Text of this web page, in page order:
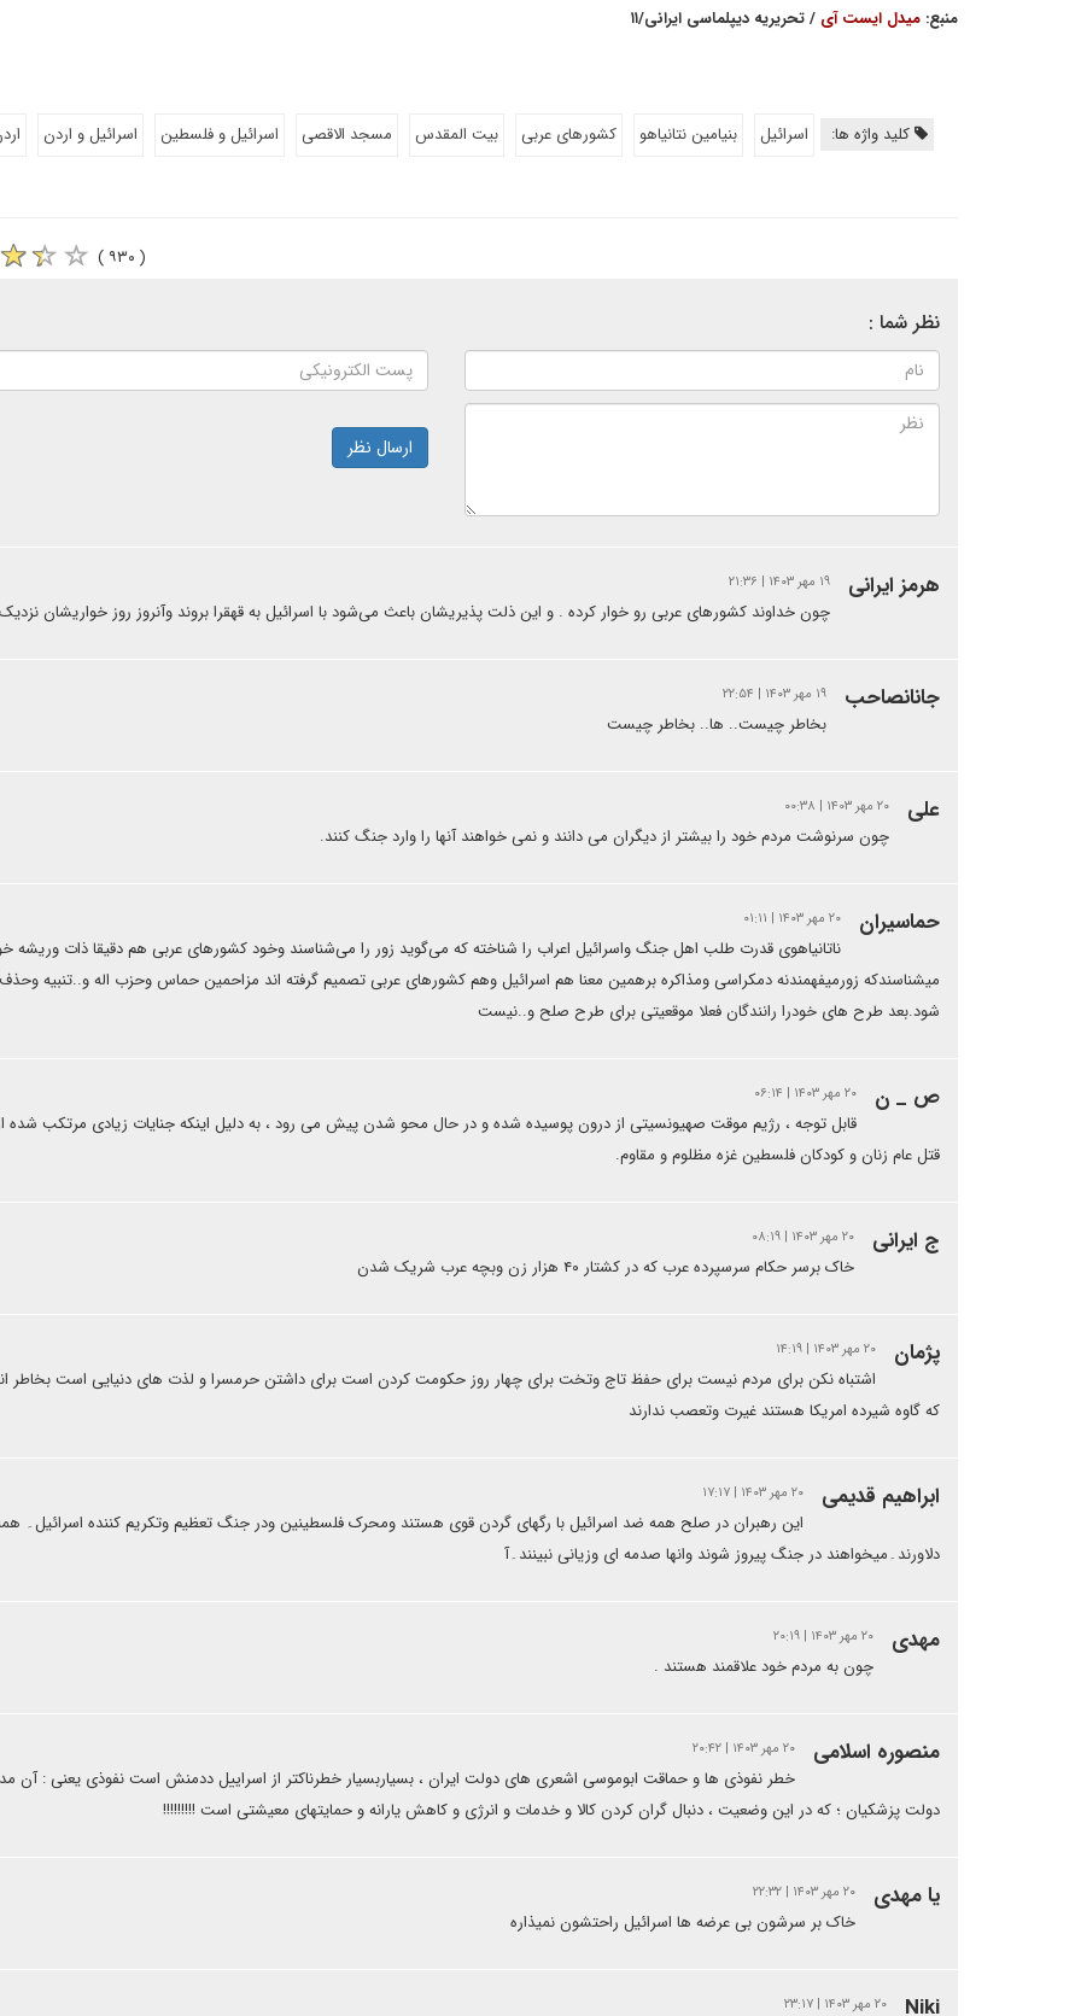
منبع: میدل ایست آی / تحریریه دیپلماسی ایرانی/۱۱
کلید واژه ها: اسرائیل بنیامین نتانیاهو کشورهای عربی بیت المقدس مسجد الاقصی اسرائیل و فلسطین اسرائیل و اردن
( ۹۳۰ )
نظر شما :
ارسال نظر
هرمز ایرانی ۱۹ مهر ۱۴۰۳ | ۲۱:۳۶
چون خداوند کشورهای عربی رو خوار کرده . و این ذلت پذیریشان باعث می‌شود با اسرائیل به قهقرا بروند وآنروز روز خواریشان
جانانصاحب ۱۹ مهر ۱۴۰۳ | ۲۲:۵۴
بخاطر چیست.. ها.. بخاطر چیست
علی ۲۰ مهر ۱۴۰۳ | ۰۰:۳۸
چون سرنوشت مردم خود را بیشتر از دیگران می دانند و نمی خواهند آنها را وارد جنگ کنند.
حماسیران ۲۰ مهر ۱۴۰۳ | ۰۱:۱۱
ناتانیاهوی قدرت طلب اهل جنگ واسرائیل اعراب را شناخته که می‌گوید زور را می‌شناسند وخود کشورهای عربی هم دقیقا ذات وریشه
میشناسندکه زورمیفهمندنه دمکراسی ومذاکره برهمین معنا هم اسرائیل وهم کشورهای عربی تصمیم گرفته اند مزاحمین حماس وحزب اله و..تنبیه وحذف
شود.بعد طرح های خودرا رانندگان فعلا موقعیتی برای طرح صلح و..نیست
ص _ ن ۲۰ مهر ۱۴۰۳ | ۰۶:۱۴
قابل توجه ، رژیم موقت صهیونسیتی از درون پوسیده شده و در حال محو شدن پیش می رود ، به دلیل اینکه جنایات زیادی مرتکب شده
قتل عام زنان و کودکان فلسطین غزه مظلوم و مقاوم.
ج ایرانی ۲۰ مهر ۱۴۰۳ | ۰۸:۱۹
خاک برسر حکام سرسپرده عرب که در کشتار ۴۰ هزار زن وبچه عرب شریک شدن
پژمان ۲۰ مهر ۱۴۰۳ | ۱۴:۱۹
اشتباه نکن برای مردم نیست برای حفظ تاج وتخت برای چهار روز حکومت کردن است برای داشتن حرمسرا و لذت های دنیایی است بخاطر
که گاوه شیرده امریکا هستند غیرت وتعصب ندارند
ابراهیم قدیمی ۲۰ مهر ۱۴۰۳ | ۱۷:۱۷
این رهبران در صلح همه ضد اسرائیل با رگهای گردن قوی هستند ومحرک فلسطینین ودر جنگ تعظیم وتکریم کننده اسرائیل۔
دلاورند۔میخواهند در جنگ پیروز شوند وانها صدمه ای وزیانی نبینند۔آ
مهدی ۲۰ مهر ۱۴۰۳ | ۲۰:۱۹
چون به مردم خود علاقمند هستند .
منصوره اسلامی ۲۰ مهر ۱۴۰۳ | ۲۰:۴۲
خطر نفوذی ها و حماقت ابوموسی اشعری های دولت ایران ، بسیاربسیار خطرناکتر از اسراییل ددمنش است نفوذی یعنی : آن
دولت پزشکیان ؛ که در این وضعیت ، دنبال گران کردن کالا و خدمات و انرژی و کاهش یارانه و حمایتهای معیشتی است !!!!!!!!!
یا مهدی ۲۰ مهر ۱۴۰۳ | ۲۲:۳۲
خاک بر سرشون بی عرضه ها اسرائیل راحتشون نمیذاره
Niki ۲۰ مهر ۱۴۰۳ | ۲۳:۱۷